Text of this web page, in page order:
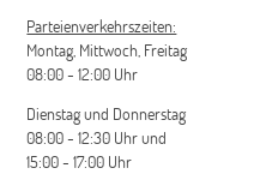
Parteienverkehrszeiten:
Montag, Mittwoch, Freitag
08:00 - 12:00 Uhr
Dienstag und Donnerstag
08:00 - 12:30 Uhr und
15:00 - 17:00 Uhr